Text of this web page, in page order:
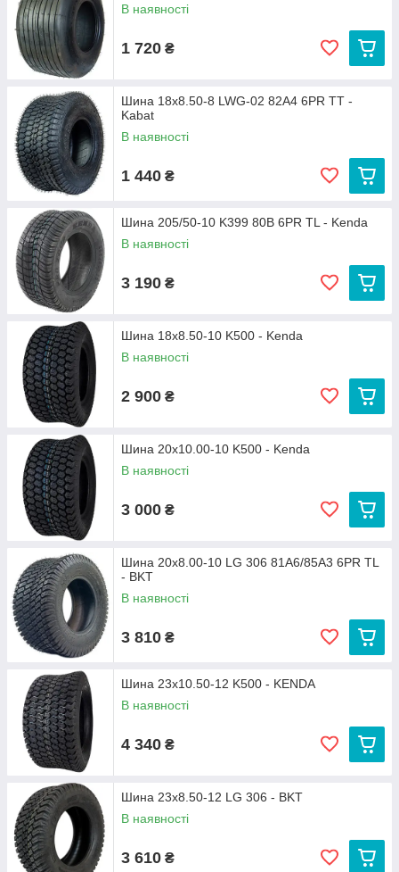
В наявності
1 720 ₴
Шина 18x8.50-8 LWG-02 82A4 6PR TT -
Kabat
В наявності
1 440 ₴
Шина 205/50-10 K399 80B 6PR TL - Kenda
В наявності
3 190 ₴
Шина 18x8.50-10 K500 - Kenda
В наявності
2 900 ₴
Шина 20x10.00-10 K500 - Kenda
В наявності
3 000 ₴
Шина 20x8.00-10 LG 306 81A6/85A3 6PR TL
- BKT
В наявності
3 810 ₴
Шина 23x10.50-12 K500 - KENDA
В наявності
4 340 ₴
Шина 23x8.50-12 LG 306 - BKT
В наявності
3 610 ₴